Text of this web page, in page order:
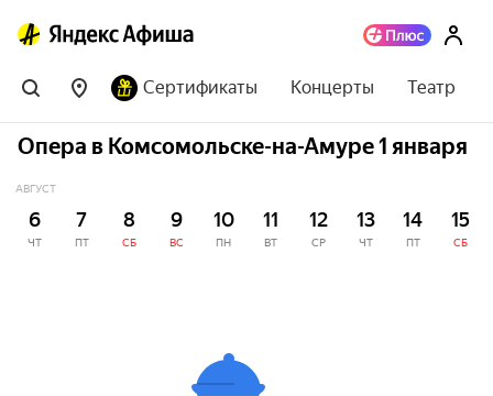
Сертификаты Концерты Театр
Опера в Комсомольске-на-Амуре 1 января
АВГУСТ
6
ЧТ
7
ПТ
8
СБ
9
ВС
10
ПН
11
ВТ
12
СР
13
ЧТ
14
ПТ
15
СБ